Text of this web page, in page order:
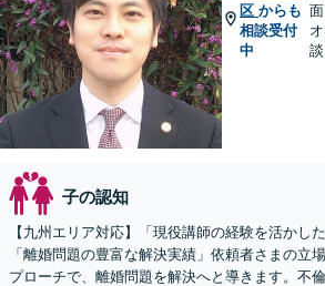
区 からも
相談受付
中
談
子の認知
【九州エリア対応】「現役講師の経験を活かし
「離婚問題の豊富な解決実績」依頼者さまの立
プローチで、離婚問題を解決へと導きます。不